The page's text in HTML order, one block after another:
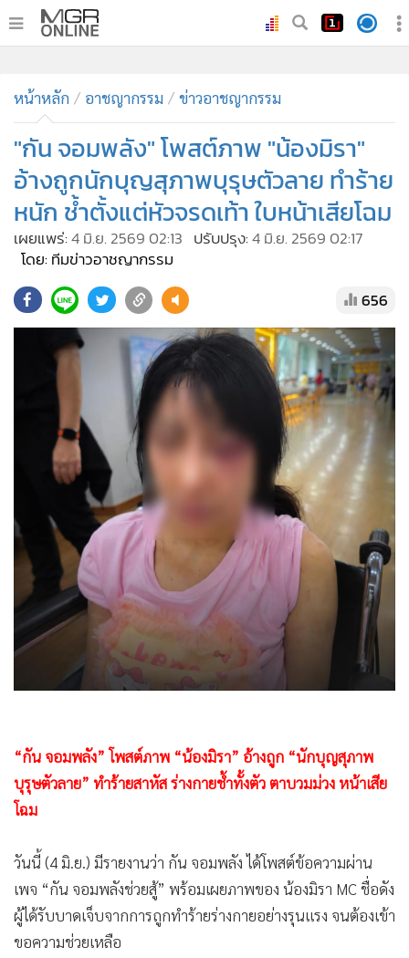
• ทันเหตุการณ์
• ภาคใต้
ภูมิภาค
• Online Section
• บันเทิง
• ผู้จัดการรายวัน
คอลัมนิสต์
• ละคร
• CbizReview
Cyber BIZ
Good health & Well-being
Green Innovation & SD
Management & HR
MGR Live
•
Infographic
การเมือง
ท่องเที่ยว
• กีฬา
•
ต่างประเทศ
Special Scoop
• เศรษฐกิจ-ธุรกิจ
• ชุมชน-คุณภาพชีวิต
• อาชญากรรม
• Motoring
• วิทยาศาสตร์
• SMEs
• หุ้น
• อินโดจีน
หน้าหลัก อาชญากรรม ข่าวอาชญากรรม
"กัน จอมพลัง" โพสต์ภาพ "น้องมิรา"
อ้างถูกนักบุญสุภาพบุรุษตัวลาย ทำร้าย
หนัก ช้ำตั้งแต่หัวจรดเท้า ใบหน้าเสียโฉม
เผยแพร่:4 มิ.ย. 2569 02:13 ปรับปรุง:4 มิ.ย. 2569 02:17
โดย: ทีมข่าวอาชญากรรม
656
“กัน จอมพลัง” โพสต์ภาพ “น้องมิรา” อ้างถูก “นักบุญสุภาพ
บุรุษตัวลาย” ทำร้ายสาหัส ร่างกายช้ำทั้งตัว ตาบวมม่วง หน้าเสีย
โฉม
วันนี้ (4 มิ.ย.) มีรายงานว่า กัน จอมพลัง ได้โพสต์ข้อความผ่าน
เพจ “กัน จอมพลังช่วยสู้” พร้อมเผยภาพของ น้องมิรา MC ชื่อดัง
ผู้ได้รับบาดเจ็บจากการถูกทำร้ายร่างกายอย่างรุนแรง จนต้องเข้า
ขอความช่วยเหลือ